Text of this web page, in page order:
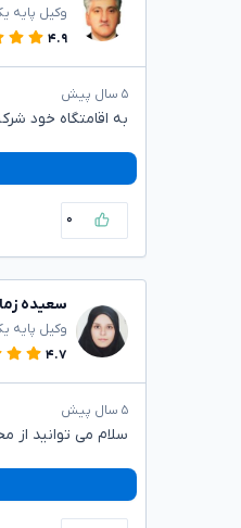
وکیل پایه
۴.۹
۵ سال پیش
به اقامتگاه خود
۰
سعیده
وکیل پایه
۴.۷
۵ سال پیش
سلام می توانید